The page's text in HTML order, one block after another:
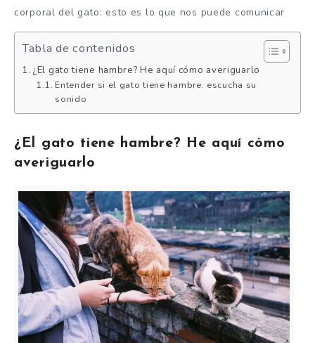
corporal del gato: esto es lo que nos puede comunicar
Tabla de contenidos
¿El gato tiene hambre? He aquí cómo averiguarlo
Entender si el gato tiene hambre: escucha su
sonido
¿El gato tiene hambre? He aquí cómo
averiguarlo